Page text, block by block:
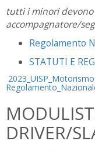
tutti i minori devono
accompagnatore/
Regolamento
STATUTI E
DRIVER/